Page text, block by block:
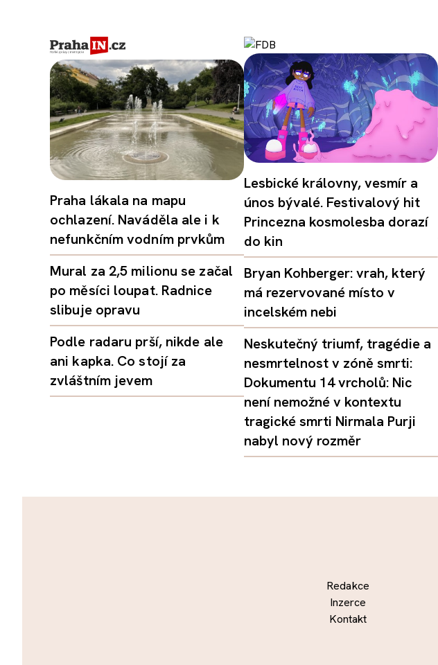
Praha lákala na mapu
ochlazení. Naváděla ale i k
nefunkčním vodním prvkům
Mural za 2,5 milionu se začal
po měsíci loupat. Radnice
slibuje opravu
Podle radaru prší, nikde ale
ani kapka. Co stojí za
zvláštním jevem
Lesbické královny, vesmír a
únos bývalé. Festivalový hit
Princezna kosmolesba dorazí
do kin
Bryan Kohberger: vrah, který
má rezervované místo v
incelském nebi
Neskutečný triumf, tragédie a
nesmrtelnost v zóně smrti:
Dokumentu 14 vrcholů: Nic
není nemožné v kontextu
tragické smrti Nirmala Purji
nabyl nový rozměr
Redakce
Inzerce
Kontakt